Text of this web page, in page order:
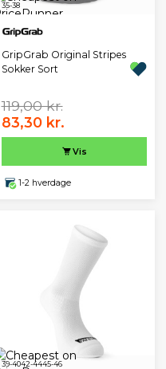
35-38
GripGrab Original Stripes
Sokker Sort
119,00 kr.
83,30 kr.
Vis
1-2 hverdage
39-4042-4445-46